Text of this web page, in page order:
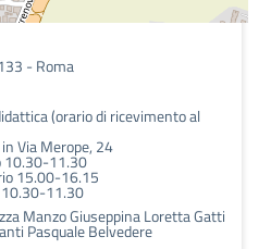
- Roma
(orario di ricevimento al
Via Merope, 24
10.30-11.30
15.00-16.15
10.30-11.30
Manzo Giuseppina Loretta Gatti
Pasquale Belvedere